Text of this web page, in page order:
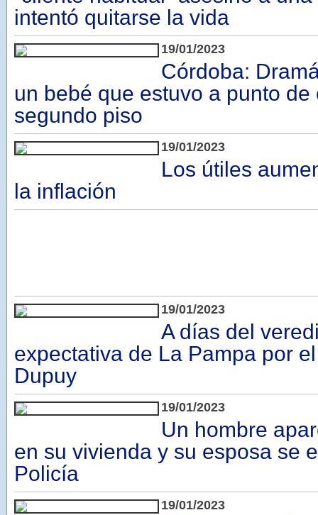
intentó quitarse la vida
19/01/2023
Córdoba:
un bebé que estuvo a punto de
segundo piso
19/01/2023
Los útiles
la inflación
19/01/2023
A días del
expectativa de La Pampa por
Dupuy
19/01/2023
Un hombre
en su vivienda y su esposa se
Policía
19/01/2023